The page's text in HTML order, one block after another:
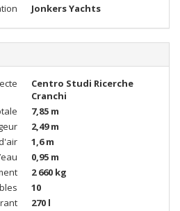
Jonkers Yachts
Centro Studi Ricerche
Cranchi
7,85 m
2,49 m
1,6 m
0,95 m
2 660 kg
10
270 l